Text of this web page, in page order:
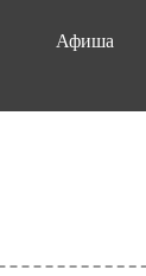
Афиша